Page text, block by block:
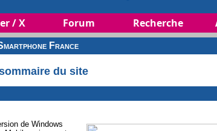
/ X Forum Recherche
France
du site
de Windows